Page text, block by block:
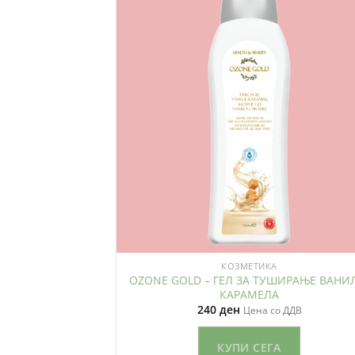
КОЗМЕТИКА
OZONE GOLD – ГЕЛ ЗА ТУШИРАЊЕ
КАРАМЕЛА
240 ден Цена со ДДВ
КУПИ СЕГА